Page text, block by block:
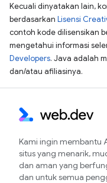
Kecuali dinyatakan lain,
berdasarkan Lisensi
contoh kode dilisensikan
mengetahui informasi
Developers. Java adalah
dan/atau afiliasinya.
Kami ingin membantu
situs yang menarik,
dan aman yang
dan untuk semua